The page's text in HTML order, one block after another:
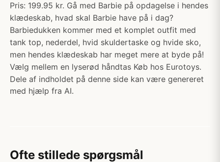
Pris: 199.95 kr. Gå med Barbie på opdagelse i hendes
klædeskab, hvad skal Barbie have på i dag?
Barbiedukken kommer med et komplet outfit med
tank top, nederdel, hvid skuldertaske og hvide sko,
men hendes klædeskab har meget mere at byde på!
Vælg mellem en lyserød håndtas Køb hos Eurotoys.
Dele af indholdet på denne side kan være genereret
med hjælp fra AI.
Ofte stillede spørgsmål